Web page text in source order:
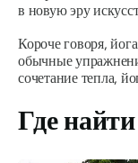
в новую эру
Короче говоря,
обычные
сочетание тепла,
Где